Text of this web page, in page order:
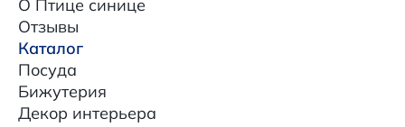
О Птице синице
Отзывы
Каталог
Посуда
Бижутерия
Декор интерьера